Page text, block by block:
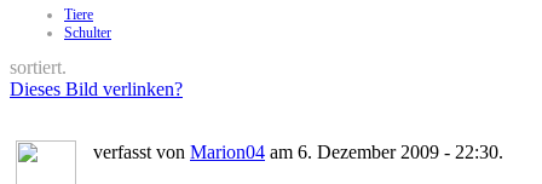
Tiere
Schulter
sortiert.
Dieses Bild verlinken?
verfasst von Marion04 am 6. Dezember 2009 - 22:30.